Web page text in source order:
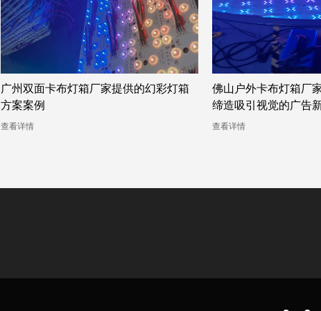
广州双面卡布灯箱厂家提供的幻彩灯箱
方案案例
查看详情
佛山户外卡布灯箱厂
缔造吸引视觉的广告
查看详情